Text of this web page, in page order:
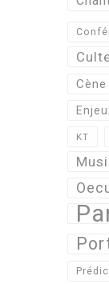
Cène
KT